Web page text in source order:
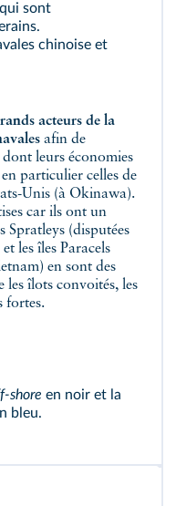
sont
chinoise et
afin de
leurs économies
particulier celles de
Unis (à Okinawa).
car ils ont un
Spratleys (disputées
les îles Paracels
en sont des
les îlots convoités, les
fortes.
shore en noir et la
bleu.